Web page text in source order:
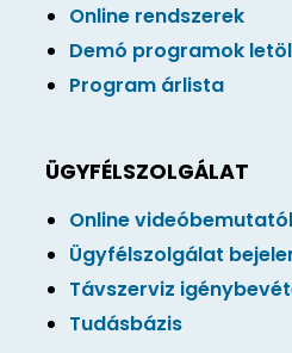
Online rendszerek
Demó programok
Program árlista
ÜGYFÉLSZOLGÁLAT
Online
Ügyfélszolgálat
Távszerviz
Tudásbázis